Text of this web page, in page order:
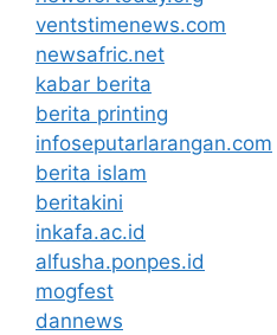
ventstimenews.com
newsafric.net
kabar berita
berita printing
infoseputarlarangan.com
berita islam
beritakini
inkafa.ac.id
alfusha.ponpes.id
mogfest
dannews